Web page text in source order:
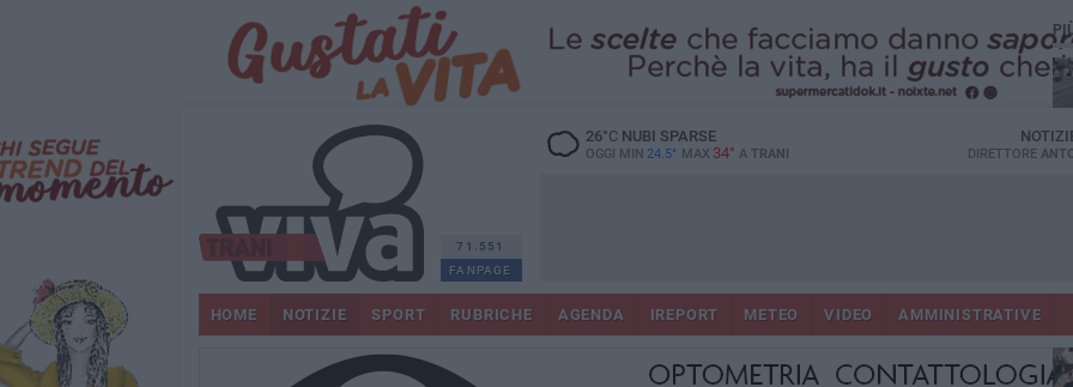
71.551
FANPAGE
26°CNUBI SPARSE
OGGI MIN 24.5° MAX 34° A TRANI DIRETTORE
HOME NOTIZIE SPORT RUBRICHE AGENDA IREPORT METEO VIDEO AMMINISTRATIVE